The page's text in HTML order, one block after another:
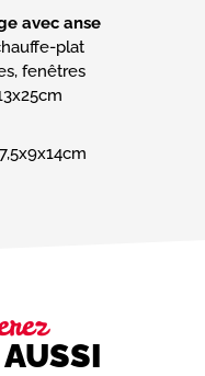
avec anse
plat
fenêtres
AUSSI